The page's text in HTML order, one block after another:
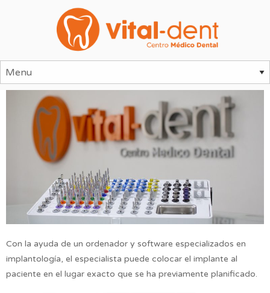
Con la ayuda de un ordenador y software especializados en
implantología, el especialista puede colocar el implante al
paciente en el lugar exacto que se ha previamente planificado.